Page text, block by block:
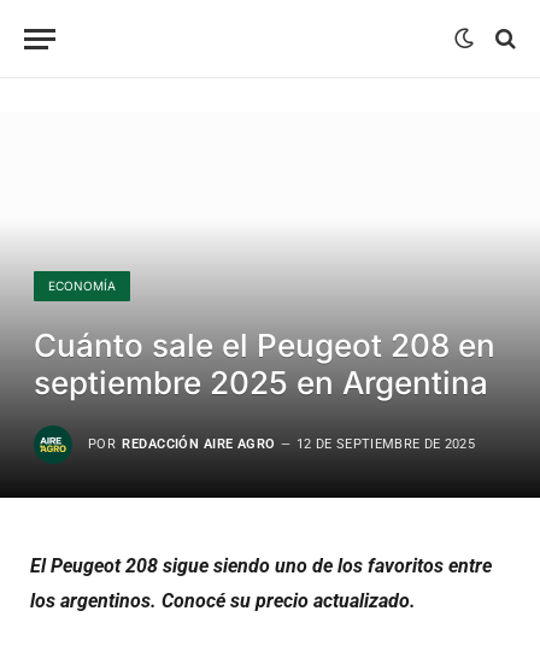
ECONOMÍA
Cuánto sale el Peugeot 208 en
septiembre 2025 en Argentina
POR REDACCIÓN AIRE AGRO 12 DE SEPTIEMBRE DE 2025
El Peugeot 208 sigue siendo uno de los favoritos entre
los argentinos. Conocé su precio actualizado.